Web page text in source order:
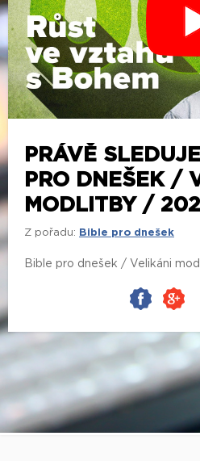
PRÁVĚ
PRO DNEŠEK /
MODLITBY /
Z pořadu: Bible pro dnešek
Bible pro dnešek / Velikáni